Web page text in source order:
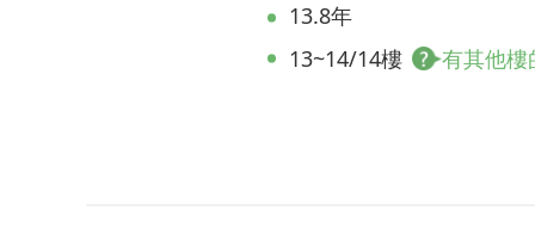
13.8年
13~14/14樓
有其他樓